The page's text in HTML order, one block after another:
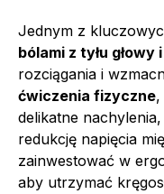
Jednym z
bólami z tyłu głowy
rozciągania i
ćwiczenia fizyczne,
delikatne
redukcję napięcia
zainwestować w
aby utrzymać